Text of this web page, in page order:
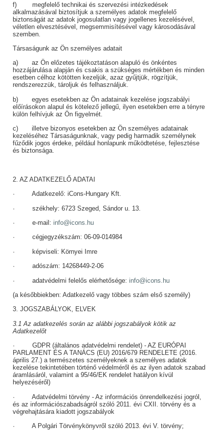
f) megfelelő technikai és szervezési intézkedések
alkalmazásával biztosítjuk a személyes adatok megfelelő
biztonságát az adatok jogosulatlan vagy jogellenes kezelésével,
véletlen elvesztésével, megsemmisítésével vagy károsodásával
szemben.
Társaságunk az Ön személyes adatait
a) az Ön előzetes tájékoztatáson alapuló és önkéntes
hozzájárulása alapján és csakis a szükséges mértékben és minden
esetben célhoz kötötten kezeljük, azaz gyűjtjük, rögzítjük,
rendszerezzük, tároljuk és felhasználjuk.
b) egyes esetekben az Ön adatainak kezelése jogszabályi
előírásokon alapul és kötelező jellegű, ilyen esetekben erre a tényre
külön felhívjuk az Ön figyelmét.
c) illetve bizonyos esetekben az Ön személyes adatainak
kezeléséhez Társaságunknak, vagy pedig harmadik személynek
fűződik jogos érdeke, például honlapunk működtetése, fejlesztése
és biztonsága.
2. AZ ADATKEZELŐ ADATAI
· Adatkezelő: iCons-Hungary Kft.
· székhely: 6723 Szeged, Sándor u. 13.
· e-mail: info@icons.hu
· cégjegyzékszám: 06-09-014984
· képviseli: Környei Imre
· adószám: 14268449-2-06
· adatvédelmi felelős elérhetősége: info@icons.hu
(a későbbiekben: Adatkezelő vagy többes szám első személy)
3. JOGSZABÁLYOK, ELVEK
3.1 Az adatkezelés során az alábbi jogszabályok kötik az
Adatkezelőt
· GDPR (általános adatvédelmi rendelet) - AZ EURÓPAI
PARLAMENT ÉS A TANÁCS (EU) 2016/679 RENDELETE (2016.
április 27.) a természetes személyeknek a személyes adatok
kezelése tekintetében történő védelméről és az ilyen adatok szabad
áramlásáról, valamint a 95/46/EK rendelet hatályon kívül
helyezéséről)
· Adatvédelmi törvény - Az információs önrendelkezési jogról,
és az információszabadságról szóló 2011. évi CXII. törvény és a
végrehajtására kiadott jogszabályok
· A Polgári Törvénykönyvről szóló 2013. évi V. törvény;